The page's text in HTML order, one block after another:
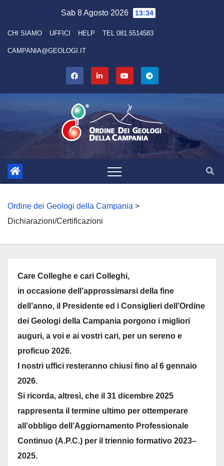
content
Sab 8 Agosto 2026 13:34
CHI SIAMO UFFICI HELP TEL 081.5514583
CAMPANIA@GEOLOGI.IT
Ordine dei Geologi della Campania >
Dichiarazioni/Certificazioni
Care Colleghe e cari Colleghi,
in occasione dell’approssimarsi della fine
dell’anno, il Presidente ed i Consiglieri dell’Ordine
dei Geologi della Campania porgono i migliori
auguri, a voi e ai vostri cari, per un sereno e
proficuo 2026.
I nostri uffici resteranno chiusi fino al 6 gennaio
2026.
Si ricorda, altresì, che il 31 dicembre 2025
rappresenta il termine ultimo per ottemperare
all’obbligo dell’Aggiornamento Professionale
Continuo (A.P.C.) per il triennio formativo 2023–
2025.